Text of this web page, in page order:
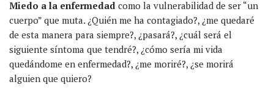
Miedo a la enfermedad como la vulnerabilidad de ser “un
cuerpo” que muta. ¿Quién me ha contagiado?, ¿me quedaré
de esta manera para siempre?, ¿pasará?, ¿cuál será el
siguiente síntoma que tendré?, ¿cómo sería mi vida
quedándome en enfermedad?, ¿me moriré?, ¿se morirá
alguien que quiero?